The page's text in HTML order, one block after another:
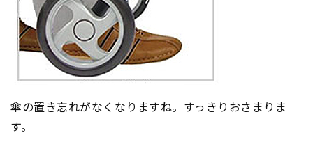
傘の置き忘れがなくなりますね。すっきりおさまりま
す。